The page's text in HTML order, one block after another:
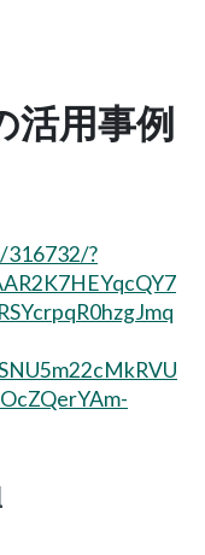
活用事例
?